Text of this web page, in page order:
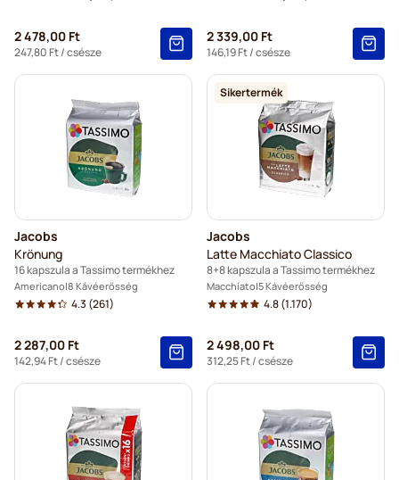
2 478,00 Ft
247,80 Ft/ csésze
2 339,00 Ft
146,19 Ft/ csésze
Jacobs
Krönung
16 kapszula a Tassimo termékhez
Americano 8 Kávéerősség
4.3 (261)
2 287,00 Ft
142,94 Ft/ csésze
Sikertermék
Jacobs
Latte Macchiato Classico
8+8 kapszula a Tassimo termékhez
Macchiato 5 Kávéerősség
4.8(1.170)
2 498,00 Ft
312,25 Ft/ csésze